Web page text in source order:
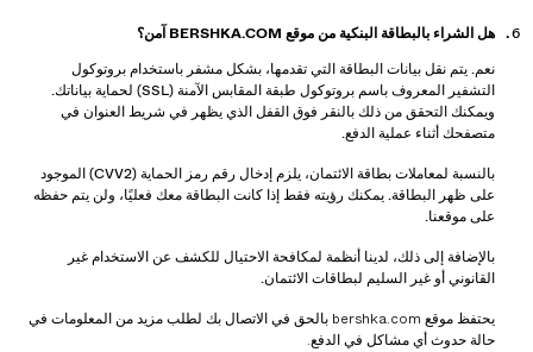
هل الشراء بالبطاقة البنكية من موقع BERSHKA.COM آمن؟
نعم. يتم نقل بيانات البطاقة التي تقدمها، بشكل مشفر باستخدام بروتوكول
التشفير المعروف باسم بروتوكول طبقة المقابس الآمنة (SSL) لحماية بياناتك.
ويمكنك التحقق من ذلك بالنقر فوق القفل الذي يظهر في شريط العنوان في
متصفحك أثناء عملية الدفع.
بالنسبة لمعاملات بطاقة الائتمان، يلزم إدخال رقم رمز الحماية (CVV2) الموجود
على ظهر البطاقة. يمكنك رؤيته فقط إذا كانت البطاقة معك فعليًا، ولن يتم حفظه
على موقعنا.
بالإضافة إلى ذلك، لدينا أنظمة لمكافحة الاحتيال للكشف عن الاستخدام غير
القانوني أو غير السليم لبطاقات الائتمان.
يحتفظ موقع bershka.com بالحق في الاتصال بك لطلب مزيد من المعلومات في
حالة حدوث أي مشاكل في الدفع.